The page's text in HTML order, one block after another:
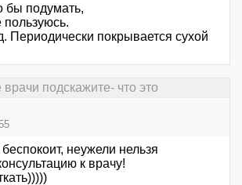
бы подумать,
пользуюсь.
Периодически покрывается сухой
подскажите- что это
неужели нельзя
к врачу!